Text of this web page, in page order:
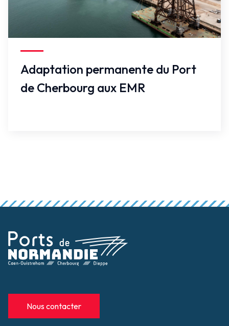
Adaptation permanente du Port
de Cherbourg aux EMR
Faux
Nous contacter